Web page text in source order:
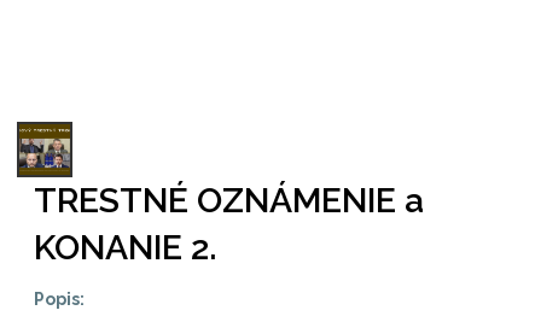
TRESTNÉ OZNÁMENIE a
KONANIE 2.
Popis: